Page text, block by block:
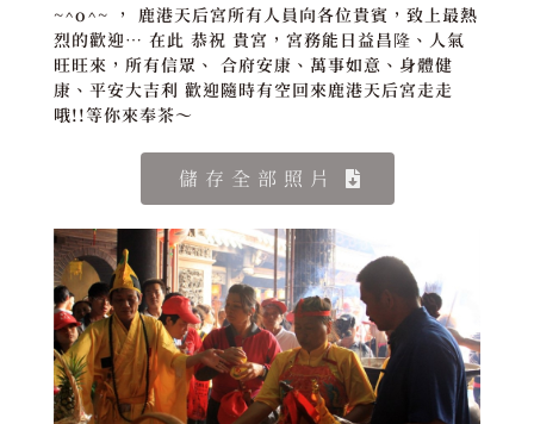
~^o^~ ， 鹿港天后宮所有人員向各位貴賓，致上最熱
烈的歡迎… 在此 恭祝 貴宮，宮務能日益昌隆、人氣
旺旺來，所有信眾、 合府安康、萬事如意、身體健
康、平安大吉利 歡迎隨時有空回來鹿港天后宮走走
哦!!等你來奉茶～
儲存全部照片